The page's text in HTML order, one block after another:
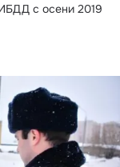
с осени 2019
в